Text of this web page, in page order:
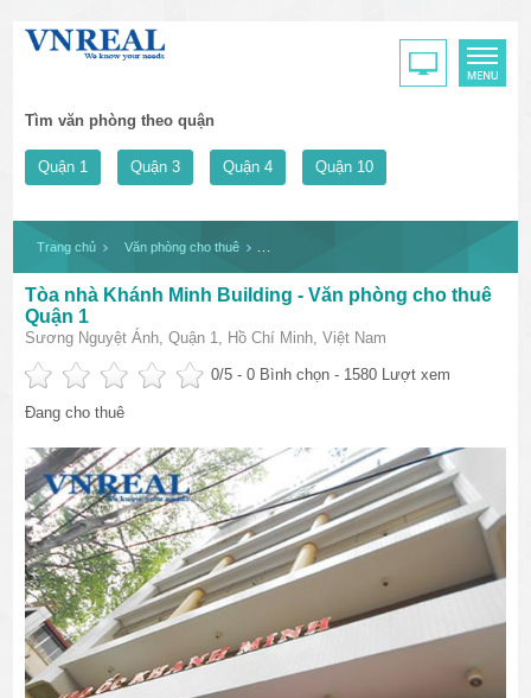
Tìm văn phòng theo quận
Quận 1 Quận 3 Quận 4 Quận 10
Trang chủ Văn phòng cho thuê
Tòa nhà Khánh Minh Building - Văn phòng cho thuê
Quận 1
Sương Nguyệt Ánh, Quận 1, Hồ Chí Minh, Việt Nam
0/5 -0 Bình chọn - 1580 Lượt xem
Đang cho thuê